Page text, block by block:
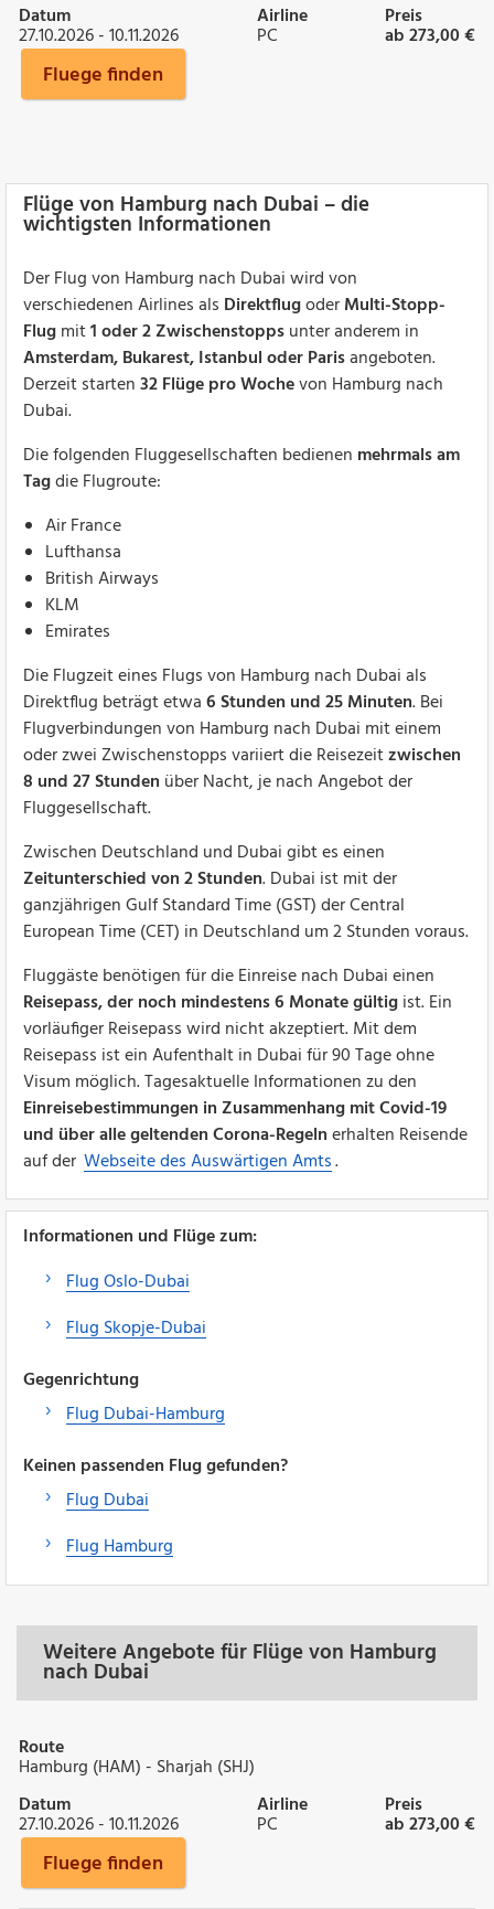
Datum
27.10.2026 - 10.11.2026
Airline
PC
Preis
ab 273,00 €
Fluege finden
Flüge von Hamburg nach Dubai – die
wichtigsten Informationen
Der Flug von Hamburg nach Dubai wird von
verschiedenen Airlines als DirektflugoderMulti-Stopp-
Flugmit1 oder 2 Zwischenstoppsunter anderem in
Amsterdam, Bukarest, Istanbul oder Parisangeboten.
Derzeit starten32 Flüge pro Wochevon Hamburg nach
Dubai.
Die folgenden Fluggesellschaften bedienen mehrmals am
Tagdie Flugroute:
Air France
Lufthansa
British Airways
KLM
Emirates
Die Flugzeit eines Flugs von Hamburg nach Dubai als
Direktflug beträgt etwa6 Stunden und 25 Minuten. Bei
Flugverbindungen von Hamburg nach Dubai mit einem
oder zwei Zwischenstopps variiert die Reisezeitzwischen
8 und 27 Stunden über Nacht, je nach Angebot der
Fluggesellschaft.
Zwischen Deutschland und Dubai gibt es einen
Zeitunterschied von 2 Stunden. Dubai ist mit der
ganzjährigen Gulf Standard Time (GST) der Central
European Time (CET) in Deutschland um 2 Stunden voraus.
Fluggäste benötigen für die Einreise nach Dubai einen
Reisepass, der noch mindestens 6 Monate gültigist. Ein
vorläufiger Reisepass wird nicht akzeptiert. Mit dem
Reisepass ist ein Aufenthalt in Dubai für 90 Tage ohne
Visum möglich. Tagesaktuelle Informationen zu den
Einreisebestimmungen in Zusammenhang mit Covid-19
und über alle geltenden Corona-Regelnerhalten Reisende
auf der Webseite des Auswärtigen Amts.
Informationen und Flüge zum:
Flug Oslo-Dubai
Flug Skopje-Dubai
Gegenrichtung
Flug Dubai-Hamburg
Keinen passenden Flug gefunden?
Flug Dubai
Flug Hamburg
Weitere Angebote für Flüge von Hamburg
nach Dubai
Route
Hamburg (HAM) - Sharjah (SHJ)
Datum
27.10.2026 - 10.11.2026
Airline
PC
Preis
ab 273,00 €
Fluege finden